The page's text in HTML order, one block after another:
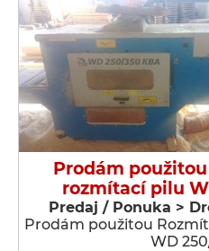
Prodám
rozmítací pilu
Predaj / Ponuka >
Prodám použitou
WD